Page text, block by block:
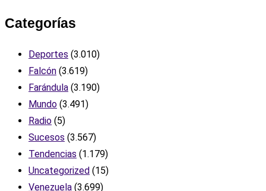
Categorías
Deportes (3.010)
Falcón (3.619)
Farándula (3.190)
Mundo (3.491)
Radio (5)
Sucesos (3.567)
Tendencias (1.179)
Uncategorized (15)
Venezuela (3.699)